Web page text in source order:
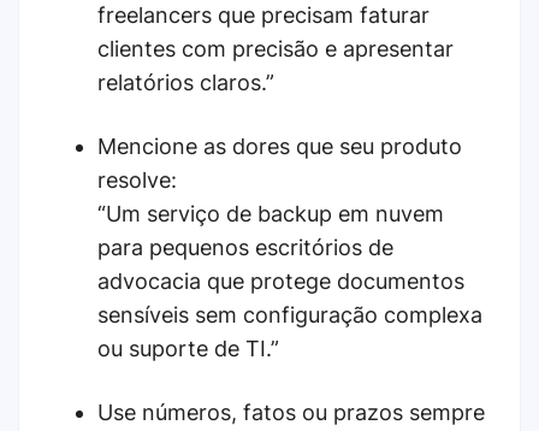
freelancers que precisam faturar
clientes com precisão e apresentar
relatórios claros.”
Mencione as dores que seu produto
resolve:
“Um serviço de backup em nuvem
para pequenos escritórios de
advocacia que protege documentos
sensíveis sem configuração complexa
ou suporte de TI.”
Use números, fatos ou prazos sempre